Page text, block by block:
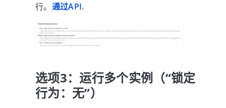
行。 通过API.
选项3：运行多个实例（“锁定
行为：无”）